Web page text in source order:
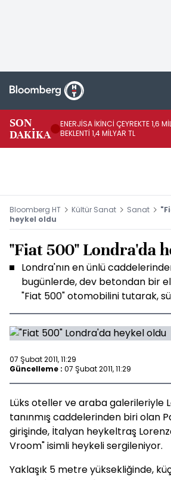
SON
DAKİKA
ENERJİSA İKİNCİ ÇEYREKTE 1,6
BEKLENTİ 1,4 MİLYAR TL
Bloomberg HT Kültür Sanat Sanat
heykel oldu
"Fiat 500" Londra'da
Londra'nın en ünlü
bugünlerde, dev betondan bir
"Fiat 500" otomobilini tutarak,
07 Şubat 2011, 11:29
Güncelleme : 07 Şubat 2011, 11:29
Lüks oteller ve araba galerileriyle
tanınmış caddelerinden biri olan
girişinde, İtalyan heykeltraş
Vroom" isimli heykeli sergileniyor.
Yaklaşık 5 metre yüksekliğinde,